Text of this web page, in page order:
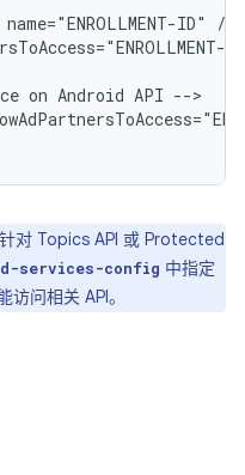
name="ENROLLMENT-ID"
on Android API
对 Topics API 或 Protected
services-config 中指定
问相关 API。